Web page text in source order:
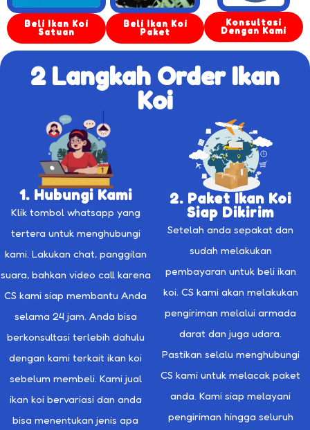
Beli Ikan Koi
Satuan
Beli Ikan Koi
Paket
Konsultasi
Dengan Kami
2 Langkah Order Ikan
Koi
1. Hubungi Kami
Klik tombol whatsapp yang
tertera untuk menghubungi
kami. Lakukan chat, panggilan
suara, bahkan video call karena
CS kami siap membantu Anda
selama 24 jam. Anda bisa
berkonsultasi terlebih dahulu
dengan kami terkait ikan koi
sebelum membeli. Kami jual
ikan koi bervariasi dan anda
bisa menentukan jenis apa
2. Paket Ikan Koi
Siap Dikirim
Setelah anda sepakat dan
sudah melakukan
pembayaran untuk beli ikan
koi. CS kami akan melakukan
pengiriman melalui armada
darat dan juga udara.
Pastikan selalu menghubungi
CS kami untuk melacak paket
anda. Kami siap melayani
pengiriman hingga seluruh